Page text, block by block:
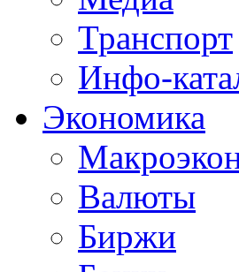
Транспорт
Инфо-
Экономика
Валюты
Биржи